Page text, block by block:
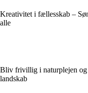
Kreativitet i fællesskab –
alle
Bliv frivillig i naturplejen og
landskab